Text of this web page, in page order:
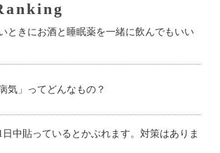
ときにお酒と睡眠薬を一緒に飲んでもいい
気」ってどんなもの？
日中貼っているとかぶれます。対策はありま